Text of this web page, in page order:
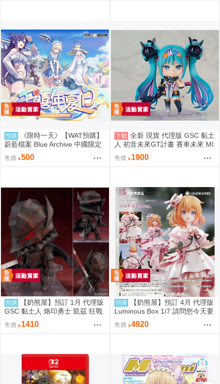
預購
《限時一天》【WAT預購】
蔚藍檔案 Blue Archive 中國限定
官方正版 千年夏日主題快閃店 優
香 乃愛 小雪 莉央 季 研討會 壓克
售價 500
下殺 全新 現貨 代理版 GSC 黏土
人 初音未來GT計畫 賽車未來 MI
KU 2026Ver 賽車
售價 1900
預購
【奶熊屋】預訂 1月 代理版
GSC 黏土人 烙印勇士 凱茲 狂戰
士鎧甲Ver BLOOD EDITION 090
5
售價 1410
預購
【奶熊屋】預訂 4月 代理版
Luminous Box 1/7 請問您今天要
來點兔子嗎？ 心愛 禮服Ver 0905
售價 4920